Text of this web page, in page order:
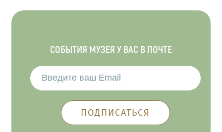
СОБЫТИЯ МУЗЕЯ У ВАС В ПОЧТЕ